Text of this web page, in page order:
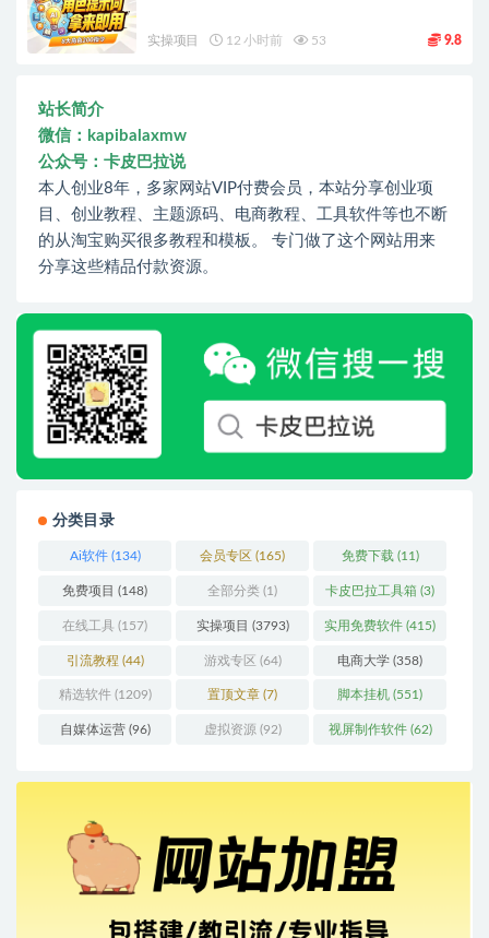
实操项目 12 小时前 53 9.8
站长简介
微信：kapibalaxmw
公众号：卡皮巴拉说
本人创业8年，多家网站VIP付费会员，本站分享创业项
目、创业教程、主题源码、电商教程、工具软件等也不断
的从淘宝购买很多教程和模板。 专门做了这个网站用来
分享这些精品付款资源。
分类目录
Ai软件(134) 会员专区 (165) 免费下载 (11)
免费项目 (148) 全部分类 (1) 卡皮巴拉工具箱 (3)
在线工具 (157) 实操项目 (3793) 实用免费软件 (415)
引流教程 (44) 游戏专区 (64) 电商大学 (358)
精选软件(1209) 置顶文章 (7) 脚本挂机 (551)
自媒体运营(96) 虚拟资源 (92) 视屏制作软件(62)